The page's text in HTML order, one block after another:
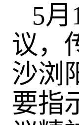
5
议，
沙浏
要指